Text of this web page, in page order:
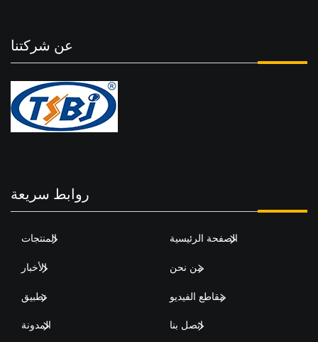
عن شركتنا
روابط سريعة
الصفحة الرئيسية المنتجات
من نحن الأخبار
مقاطع الفيديو تطبيق
اتصل بنا المدونة